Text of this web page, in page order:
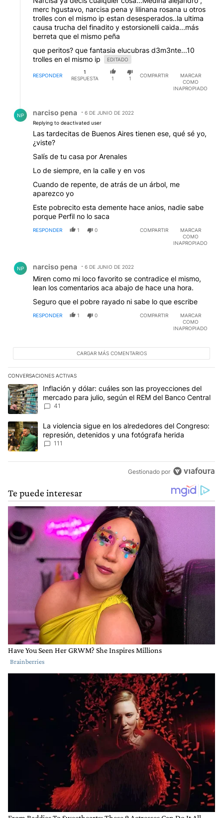
merc hgustavo, narcisa pena y lilinana rosana u otros
trolles con el mismo ip estan desesperados..la ultima
causa trucha del finadito y estorsionelli caida...más
berreta que el mismo peña
que peritos? que fantasia elucubras d3m3nte...10
trolles en el mismo ip
EDITADO
RESPONDER
1
RESPUESTA
1 1
COMPARTIR
MARCAR
COMO
INAPROPIADO
NP narciso pena
6 DE JUNIO DE 2022
Replying to deactivated user
Las tardecitas de Buenos Aires tienen ese, qué sé yo,
¿viste?
Salís de tu casa por Arenales
Lo de siempre, en la calle y en vos
Cuando de repente, de atrás de un árbol, me
aparezco yo
Este pobrecito esta demente hace anios, nadie sabe
porque Perfil no lo saca
RESPONDER 1 0 COMPARTIR
MARCAR
COMO
INAPROPIADO
NP narciso pena 6 DE JUNIO DE 2022
Miren como mi loco favorito se contradice el mismo,
lean los comentarios aca abajo de hace una hora.
Seguro que el pobre rayado ni sabe lo que escribe
RESPONDER 1 0 COMPARTIR
MARCAR
COMO
INAPROPIADO
CARGAR MÁS COMENTARIOS
CONVERSACIONES ACTIVAS
Este listado muestra los artículos con más comentarios en los
Un artículo de tendencia con el título "Inflación y dólar: cuáles
Inflación y dólar: cuáles son las proyecciones del
mercado para julio, según el REM del Banco Central
41
Un artículo de tendencia con el título "La violencia sigue en los
La violencia sigue en los alrededores del Congreso:
represión, detenidos y una fotógrafa herida
111
Gestionado por